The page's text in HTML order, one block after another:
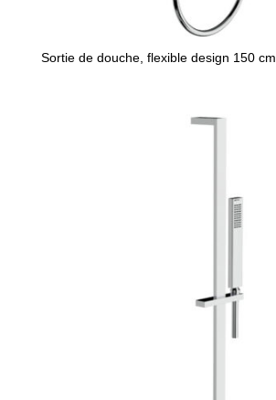
Sortie de douche, flexible design 150 cm